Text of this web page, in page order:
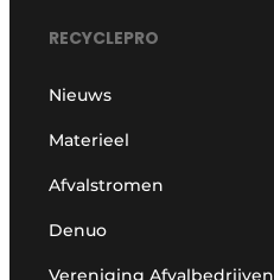
RECYCLEPRO
Nieuws
Materieel
Afvalstromen
Denuo
Vereniging Afvalbedrijven